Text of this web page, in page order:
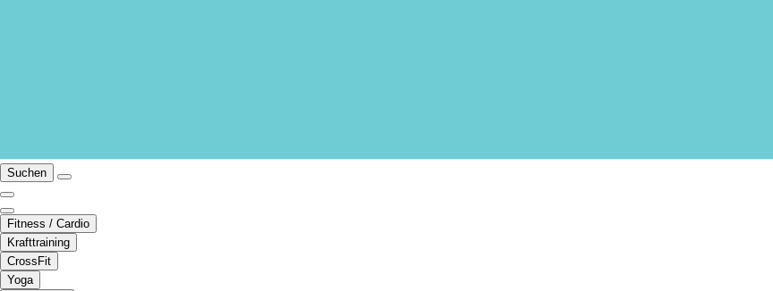
Suchen
Fitness / Cardio
Krafttraining
CrossFit
Yoga